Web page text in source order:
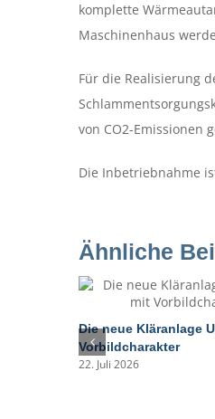
komplette
Maschinenhaus
Für die Realisierung
von CO2-Emissionen
Die Inbetriebnahme
Ähnliche
Die neue Kläranlage
Vorbildcharakter
22. Juli 2026